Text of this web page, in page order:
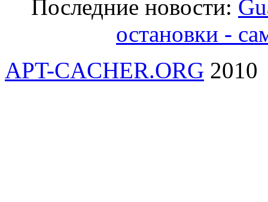
Последние новости:
остановки -
APT-CACHER.ORG 2010